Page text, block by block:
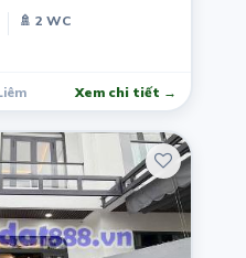
🚿 2 WC
Xem chi tiết →